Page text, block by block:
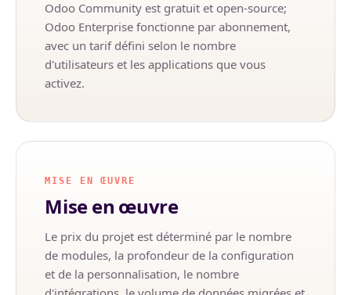
Odoo Community est gratuit et open-source;
Odoo Enterprise fonctionne par abonnement,
avec un tarif défini selon le nombre
d'utilisateurs et les applications que vous
activez.
MISE EN ŒUVRE
Mise en œuvre
Le prix du projet est déterminé par le nombre
de modules, la profondeur de la configuration
et de la personnalisation, le nombre